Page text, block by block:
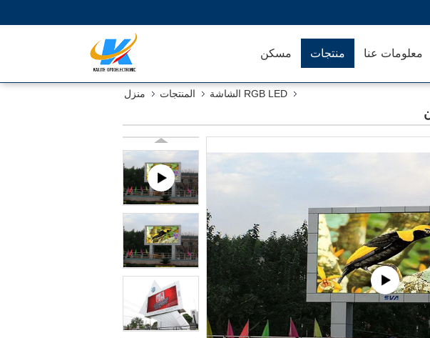
مسكن منتجات معلومات عنا
منزل المنتجات RGB LED الشاشة